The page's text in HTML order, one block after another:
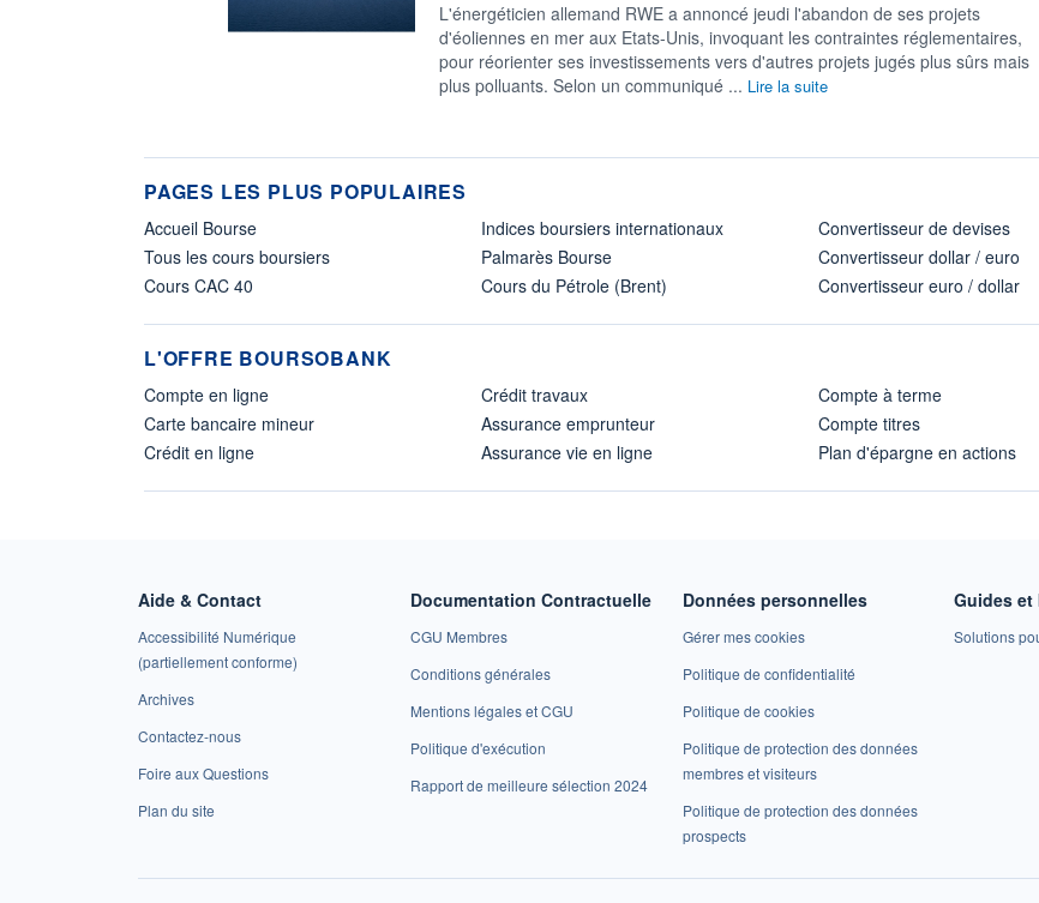
L'énergéticien allemand RWE a annoncé jeudi l'abandon de ses projets
d'éoliennes en mer aux Etats-Unis, invoquant les contraintes réglementaires,
pour réorienter ses investissements vers d'autres projets jugés plus sûrs mais
plus polluants. Selon un communiqué ... Lire la suite
PAGES LES PLUS POPULAIRES
Accueil Bourse
Tous les cours boursiers
Cours CAC 40
Indices boursiers internationaux
Palmarès Bourse
Cours du Pétrole (Brent)
Convertisseur de devises
Convertisseur dollar / euro
Convertisseur euro / dollar
L'OFFRE BOURSOBANK
Compte en ligne
Carte bancaire mineur
Crédit en ligne
Crédit travaux
Assurance emprunteur
Assurance vie en ligne
Compte à terme
Compte titres
Plan d'épargne en actions
Aide & Contact
Accessibilité Numérique
(partiellement conforme)
Archives
Contactez-nous
Foire aux Questions
Plan du site
Documentation Contractuelle
CGU Membres
Conditions générales
Mentions légales et CGU
Politique d'exécution
Rapport de meilleure sélection 2024
Données personnelles
Gérer mes cookies
Politique de confidentialité
Politique de cookies
Politique de protection des données
membres et visiteurs
Politique de protection des données
prospects
Guides
Solutions